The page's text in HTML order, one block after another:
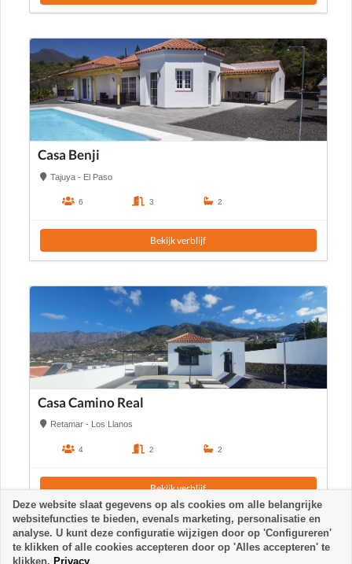
Casa Benji
Tajuya - El Paso
6 3 2
Bekijk verblijf
Casa Camino Real
Retamar - Los Llanos
4 2 2
Bekijk verblijf
Deze website slaat gegevens op als cookies om alle belangrijke
websitefuncties te bieden, evenals marketing, personalisatie en
analyse. U kunt deze configuratie wijzigen door op 'Configureren'
te klikken of alle cookies accepteren door op 'Alles accepteren' te
klikken. Privacy